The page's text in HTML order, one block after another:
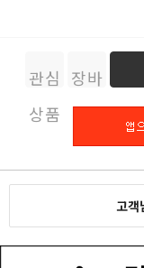
관심
상품
장바
구니
고객